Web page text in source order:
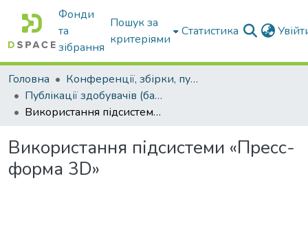
Фонди
та
зібрання
Пошук за
критеріями
Статистика
Головна
Конференції, збірки, публікації молодих вчених і здобувачів : магістрів, бакалаврів, аспірантів.
Публікації здобувачів (бакалаврів. магістрів, аспірантів)
Використання підсистеми «Пресс-форма 3D»
Використання підсистеми «Пресс-
форма 3D»